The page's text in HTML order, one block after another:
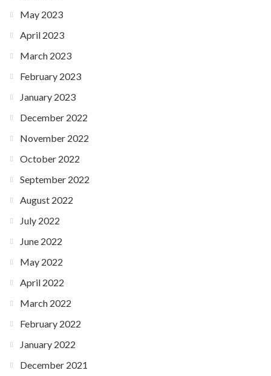
May 2023
April 2023
March 2023
February 2023
January 2023
December 2022
November 2022
October 2022
September 2022
August 2022
July 2022
June 2022
May 2022
April 2022
March 2022
February 2022
January 2022
December 2021